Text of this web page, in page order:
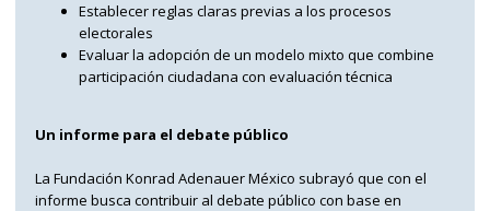
Establecer reglas claras previas a los procesos
electorales
Evaluar la adopción de un modelo mixto que combine
participación ciudadana con evaluación técnica
Un informe para el debate público
La Fundación Konrad Adenauer México subrayó que con el
informe busca contribuir al debate público con base en